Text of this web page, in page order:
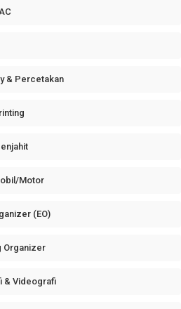
& Percetakan
Motor
(EO)
Organizer
& Videografi